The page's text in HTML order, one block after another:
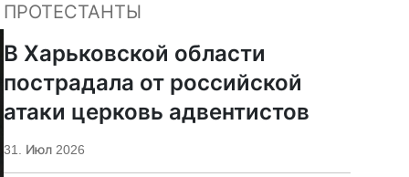
ПРОТЕСТАНТЫ
В Харьковской области
пострадала от российской
атаки церковь адвентистов
31. Июл 2026